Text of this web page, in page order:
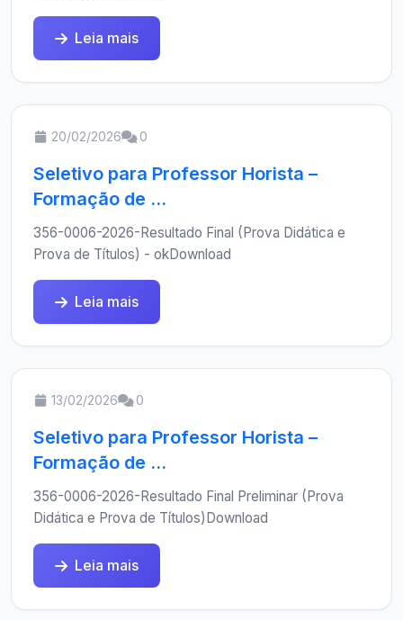
Leia mais
20/02/2026 0
Seletivo para Professor Horista –
Formação de ...
356-0006-2026-Resultado Final (Prova Didática e
Prova de Títulos) - okDownload
Leia mais
13/02/2026 0
Seletivo para Professor Horista –
Formação de ...
356-0006-2026-Resultado Final Preliminar (Prova
Didática e Prova de Títulos)Download
Leia mais